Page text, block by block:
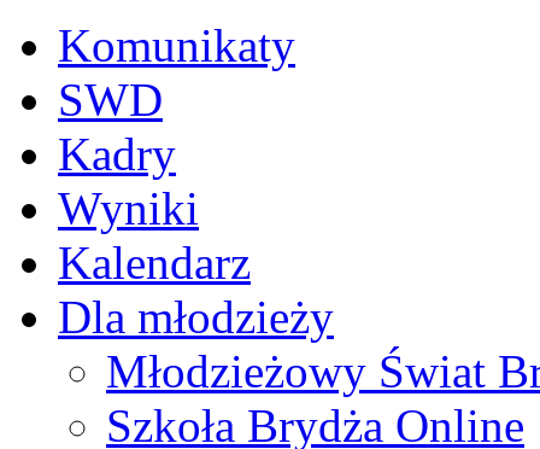
Komunikaty
SWD
Kadry
Wyniki
Kalendarz
Dla młodzieży
Młodzieżowy Świat
Szkoła Brydża Online